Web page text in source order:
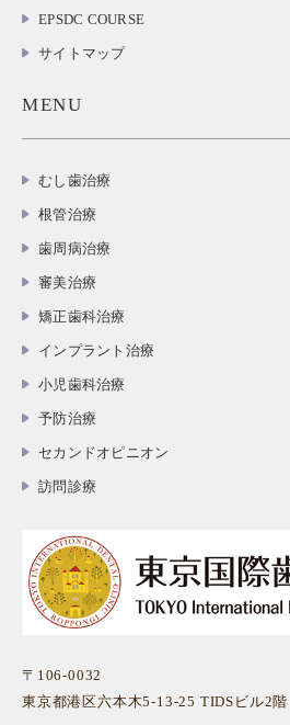
EPSDC COURSE
サイトマップ
MENU
むし歯治療
根管治療
歯周病治療
審美治療
矯正歯科治療
インプラント治療
小児歯科治療
予防治療
セカンドオピニオン
訪問診療
〒106-0032
東京都港区六本木5-13-25 TIDSビル2階